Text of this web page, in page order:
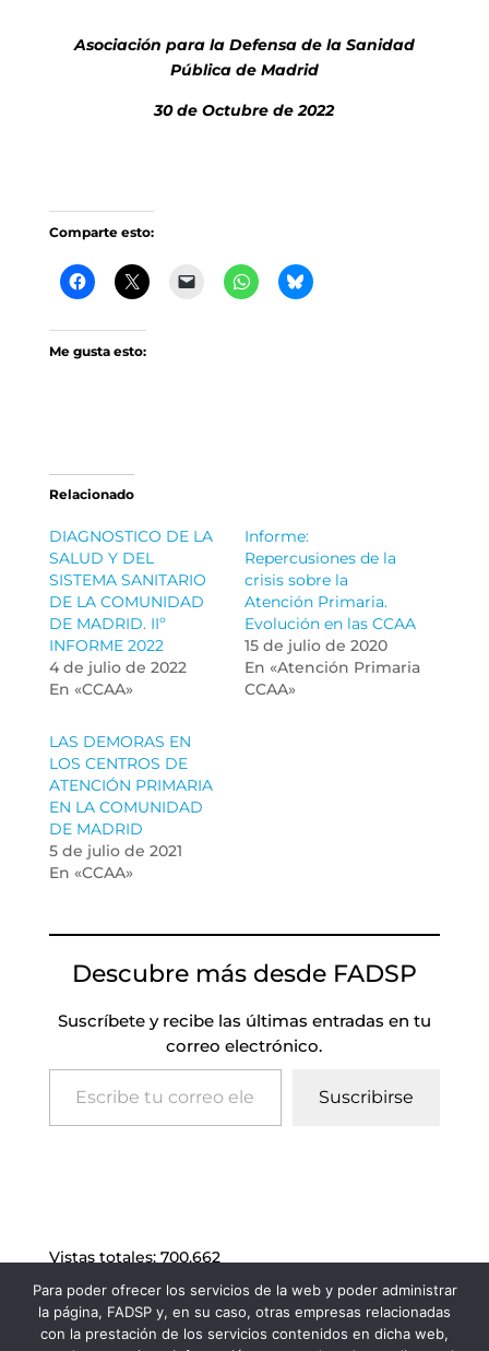
Asociación para la Defensa de la Sanidad
Pública de Madrid
30 de Octubre de 2022
Comparte esto:
Me gusta esto:
Relacionado
DIAGNOSTICO DE LA
SALUD Y DEL
SISTEMA SANITARIO
DE LA COMUNIDAD
DE MADRID. IIº
INFORME 2022
4 de julio de 2022
En «CCAA»
Informe:
Repercusiones de la
crisis sobre la
Atención Primaria.
Evolución en las CCAA
15 de julio de 2020
En «Atención Primaria
CCAA»
LAS DEMORAS EN
LOS CENTROS DE
ATENCIÓN PRIMARIA
EN LA COMUNIDAD
DE MADRID
5 de julio de 2021
En «CCAA»
Descubre más desde FADSP
Suscríbete y recibe las últimas entradas en tu
correo electrónico.
Escribe tu correo electrónico…
Suscribirse
Vistas totales: 700.662
Para poder ofrecer los servicios de la web y poder administrar
la página, FADSP y, en su caso, otras empresas relacionadas
con la prestación de los servicios contenidos en dicha web,